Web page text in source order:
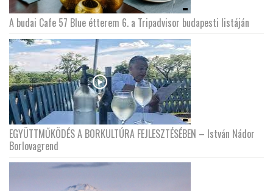
A budai Cafe 57 Blue étterem 6. a Tripadvisor budapesti listáján
EGYÜTTMŰKÖDÉS A BORKULTÚRA FEJLESZTÉSÉBEN – István Nádor
Borlovagrend